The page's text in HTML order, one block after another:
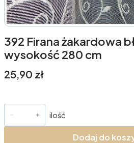
392 Firana żakardowa
wysokość 280 cm
Cena
25,90 zł
ilość
Dodaj do